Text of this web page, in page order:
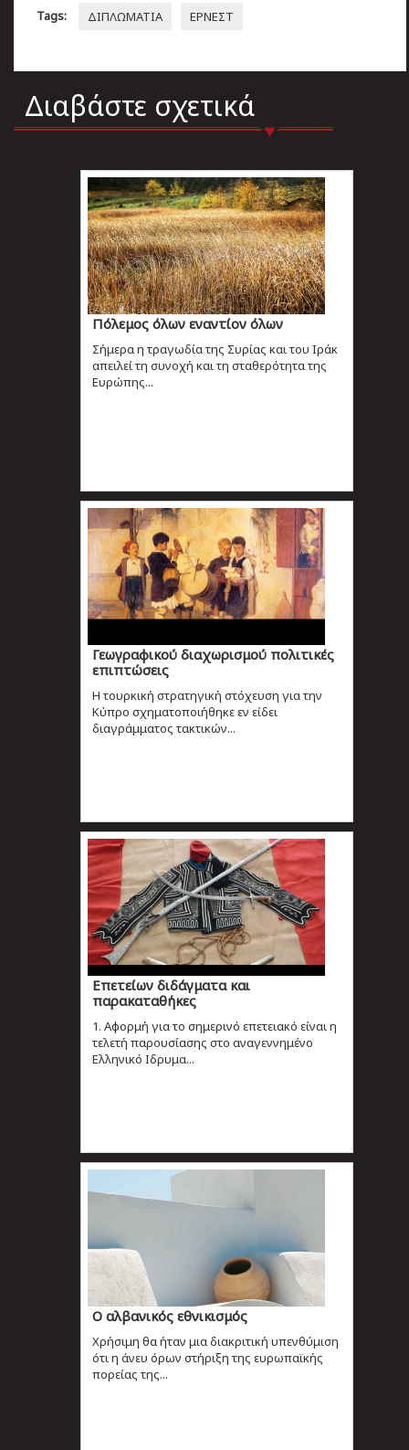
Tags: ΔΙΠΛΩΜΑΤΙΑ ΕΡΝΕΣΤ
Διαβάστε σχετικά
Πόλεμος όλων εναντίον όλων
Σήμερα η τραγωδία της Συρίας και του Ιράκ
απειλεί τη συνοχή και τη σταθερότητα της
Ευρώπης...
Γεωγραφικού διαχωρισμού πολιτικές
επιπτώσεις
Η τουρκική στρατηγική στόχευση για την
Κύπρο σχηματοποιήθηκε εν είδει
διαγράμματος τακτικών...
Επετείων διδάγματα και
παρακαταθήκες
1. Αφορμή για το σημερινό επετειακό είναι η
τελετή παρουσίασης στο αναγεννημένο
Ελληνικό Ιδρυμα...
Ο αλβανικός εθνικισμός
Xρήσιμη θα ήταν μια διακριτική υπενθύμιση
ότι η άνευ όρων στήριξη της ευρωπαϊκής
πορείας της...